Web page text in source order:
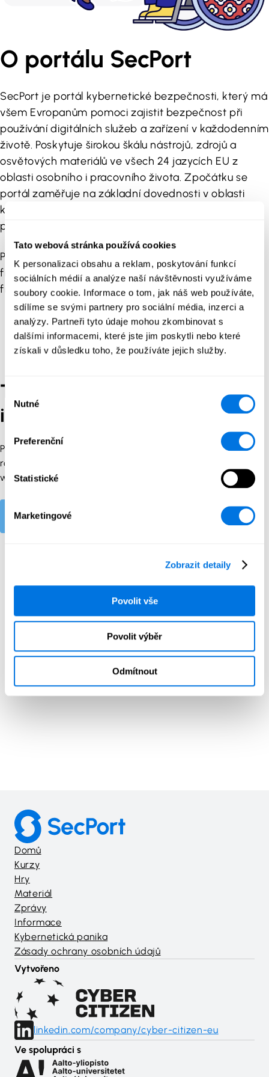
Tato webová stránka používá cookies
K personalizaci obsahu a reklam, poskytování funkcí
sociálních médií a analýze naší návštěvnosti využíváme
soubory cookie. Informace o tom, jak náš web používáte,
sdílíme se svými partnery pro sociální média, inzerci a
analýzy. Partneři tyto údaje mohou zkombinovat s
dalšími informacemi, které jste jim poskytli nebo které
získali v důsledku toho, že používáte jejich služby.
souhlasu
Nutné
Preferenční
Statistické
Marketingové
Zobrazit detaily
Povolit vše
Povolit výběr
Odmítnout
O portálu SecPort
SecPort je portál kybernetické bezpečnosti, který má
všem Evropanům pomoci zajistit bezpečnost při
používání digitálních služeb a zařízení v každodenním
životě. Poskytuje širokou škálu nástrojů, zdrojů a
osvětových materiálů ve všech 24 jazycích EU z
oblasti osobního i pracovního života. Zpočátku se
portál zaměřuje na základní dovednosti v oblasti
kybernetické bezpečnosti, ale časem bude přidán i
pokročilejší obsah.
Portál vytvořila Aalto University ve spolupráci s
finským ministerstvem dopravy a komunikací a
financuje jej Evropská unie.
Tento portál spravuje
iniciativa Cyber Citizen.
Pokud má vaše firma zájem přispět k propagaci nebo
rozvoji obsahu stránek, kontaktujte nás prostřednictvím
webových stránek.
Navštivte webové stránky iniciativy Cyber Citizen
Domů
Kurzy
Hry
Materiál
Zprávy
Informace
Kybernetická panika
Zásady ochrany osobních údajů
Vytvořeno
linkedin.com/company/cyber-citizen-eu
Ve spolupráci s